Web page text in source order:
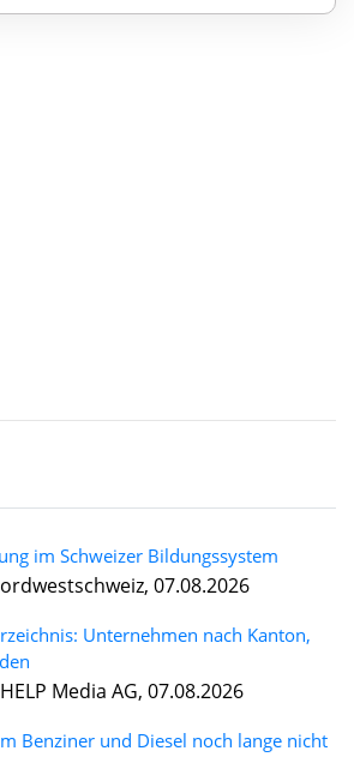
im Schweizer Bildungssystem
07.08.2026
Unternehmen nach Kanton,
Media AG, 07.08.2026
Benziner und Diesel noch lange nicht